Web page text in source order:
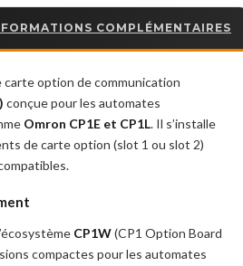
COMPLÉMENTAIRES
carte option de communication
conçue pour les automates
Omron CP1E et CP1L. Il s’installe
de carte option (slot 1 ou slot 2)
CP1W(CP1 Option Board
compactes pour les automates